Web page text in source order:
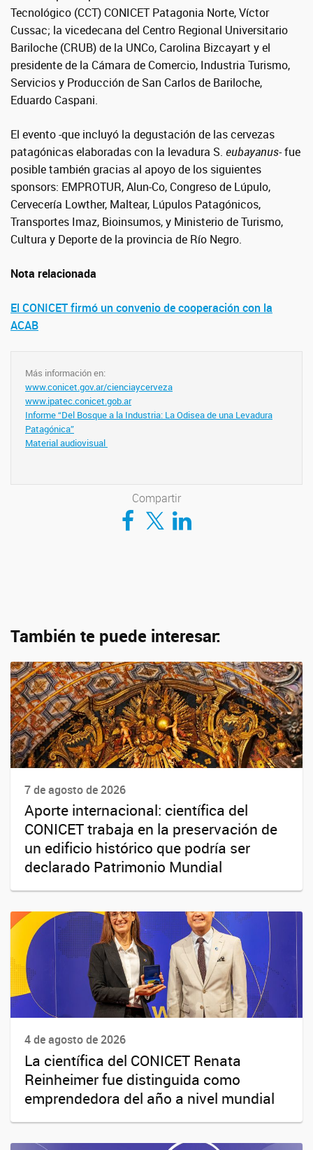
Tecnológico (CCT) CONICET Patagonia Norte, Víctor
Cussac; la vicedecana del Centro Regional Universitario
Bariloche (CRUB) de la UNCo, Carolina Bizcayart y el
presidente de la Cámara de Comercio, Industria Turismo,
Servicios y Producción de San Carlos de Bariloche,
Eduardo Caspani.
El evento -que incluyó la degustación de las cervezas
patagónicas elaboradas con la levadura S. eubayanus-fue
posible también gracias al apoyo de los siguientes
sponsors: EMPROTUR, Alun-Co, Congreso de Lúpulo,
Cervecería Lowther, Maltear, Lúpulos Patagónicos,
Transportes Imaz, Bioinsumos, y Ministerio de Turismo,
Cultura y Deporte de la provincia de Río Negro.
Nota relacionada
El CONICET firmó un convenio de cooperación con la
ACAB
Más información en:
www.conicet.gov.ar/cienciaycerveza
www.ipatec.conicet.gob.ar
Informe “Del Bosque a la Industria: La Odisea de una Levadura
Patagónica”
Material audiovisual
Compartir
Compartir en Facebook
Compartir en TwitterCompartir en LinkedIn
También te puede interesar:
7 de agosto de 2026
Aporte internacional: científica del
CONICET trabaja en la preservación de
un edificio histórico que podría ser
declarado Patrimonio Mundial
4 de agosto de 2026
La científica del CONICET Renata
Reinheimer fue distinguida como
emprendedora del año a nivel mundial